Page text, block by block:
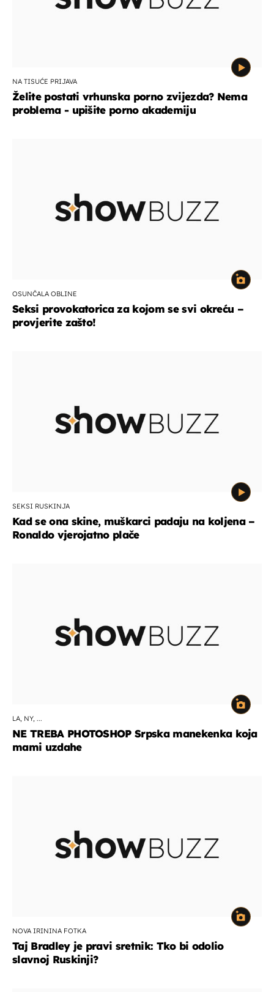
NA TISUĆE PRIJAVA
Želite postati vrhunska porno zvijezda? Nema
problema - upišite porno akademiju
OSUNČALA OBLINE
Seksi provokatorica za kojom se svi okreću –
provjerite zašto!
SEKSI RUSKINJA
Kad se ona skine, muškarci padaju na koljena –
Ronaldo vjerojatno plače
LA, NY, ...
NE TREBA PHOTOSHOP Srpska manekenka koja
mami uzdahe
NOVA IRININA FOTKA
Taj Bradley je pravi sretnik: Tko bi odolio
slavnoj Ruskinji?